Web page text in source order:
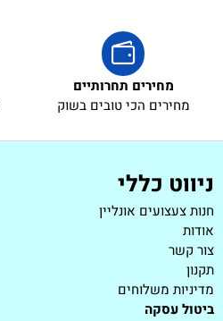
מחירים תחרותיים
מחירים הכי טובים בשוק
ניווט כללי
חנות צעצועים אונליין
אודות
צור קשר
תקנון
מדיניות משלוחים
ביטול עסקה